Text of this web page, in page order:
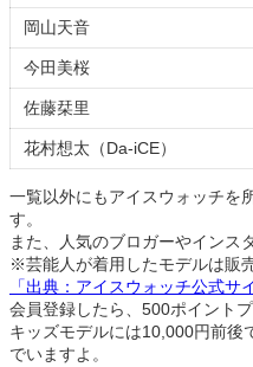
岡山天音
今田美桜
佐藤栞里
花村想太（Da-iCE）
一覧以外にもアイスウォッチを
す。
また、人気のブロガーやインス
※芸能人が着用したモデルは販
「出典：アイスウォッチ公式サ
会員登録したら、500ポイント
キッズモデルには10,000円前後
でいますよ。